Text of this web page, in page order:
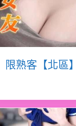
限熟客【北區